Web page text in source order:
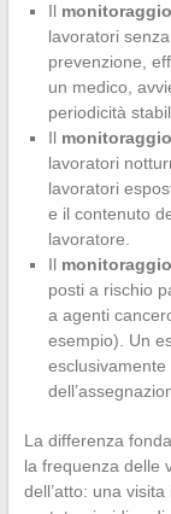
Il
lavoratori
prevenzione,
un medico,
periodicità
Il
lavoratori
lavoratori
e il contenuto
lavoratore.
Il
posti a rischio
a agenti
esempio). Un
La differenza
la frequenza delle
dell’atto: una